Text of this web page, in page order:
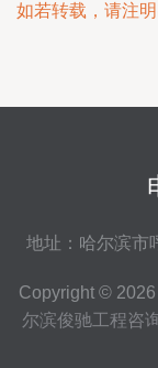
如若转载，请注
地址：哈尔滨市
Copyright © 2026
尔滨俊驰工程咨